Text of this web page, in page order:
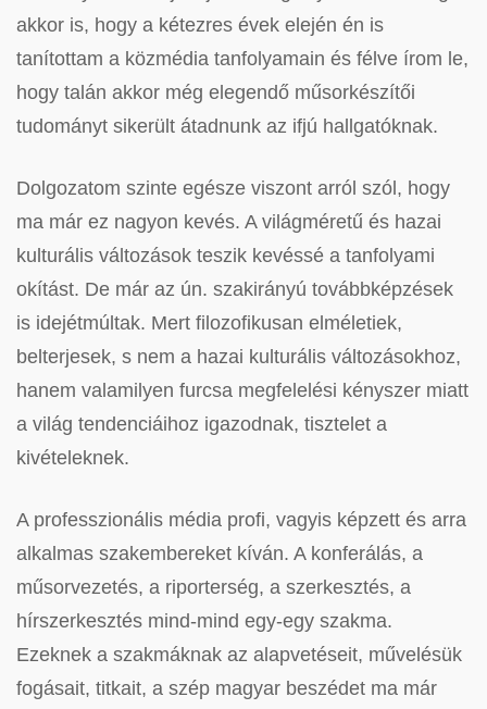
akkor is, hogy a kétezres évek elején én is
tanítottam a közmédia tanfolyamain és félve írom le,
hogy talán akkor még elegendő műsorkészítői
tudományt sikerült átadnunk az ifjú hallgatóknak.
Dolgozatom szinte egésze viszont arról szól, hogy
ma már ez nagyon kevés. A világméretű és hazai
kulturális változások teszik kevéssé a tanfolyami
okítást. De már az ún. szakirányú továbbképzések
is idejétmúltak. Mert filozofikusan elméletiek,
belterjesek, s nem a hazai kulturális változásokhoz,
hanem valamilyen furcsa megfelelési kényszer miatt
a világ tendenciáihoz igazodnak, tisztelet a
kivételeknek.
A professzionális média profi, vagyis képzett és arra
alkalmas szakembereket kíván. A konferálás, a
műsorvezetés, a riporterség, a szerkesztés, a
hírszerkesztés mind-mind egy-egy szakma.
Ezeknek a szakmáknak az alapvetéseit, művelésük
fogásait, titkait, a szép magyar beszédet ma már